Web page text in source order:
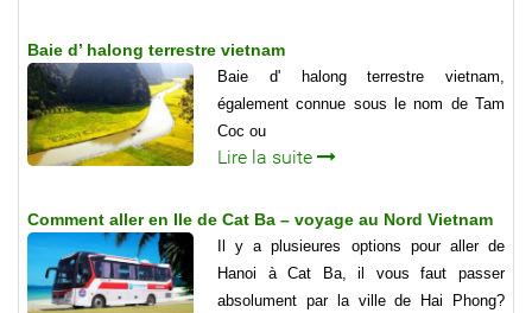
Baie d’ halong terrestre vietnam
Baie d' halong terrestre vietnam,
également connue sous le nom de Tam
Coc ou
Lire la suite
Comment aller en Ile de Cat Ba – voyage au Nord Vietnam
Il y a plusieures options pour aller de
Hanoi à Cat Ba, il vous faut passer
absolument par la ville de Hai Phong?